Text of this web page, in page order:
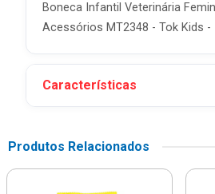
Boneca Infantil Veterinária
Acessórios MT2348 - Tok Kids -
Características
Produtos Relacionados